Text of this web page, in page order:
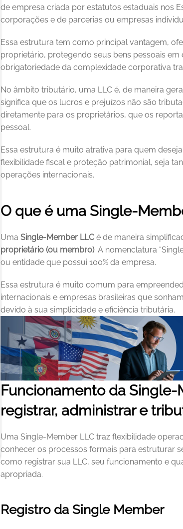
de empresa criada por estatutos estaduais nos
corporações e de parcerias ou empresas
Essa estrutura tem como principal vantagem,
proprietário, protegendo seus bens pessoais
obrigatoriedade da complexidade corporativa
No âmbito tributário, uma LLC é, de maneira
significa que os lucros e prejuízos não são
diretamente para os proprietários, que os
pessoal.
Essa estrutura é muito atrativa para quem
flexibilidade fiscal e proteção patrimonial, seja
operações internacionais.
O que é uma
Uma Single‑Member LLC é de maneira
proprietário (ou membro). A nomenclatura
ou entidade que possui 100% da empresa.
Essa estrutura é muito comum para
internacionais e empresas brasileiras que
devido à sua simplicidade e eficiência tributária.
Funcionamento da
registrar, administrar e
Uma Single-Member LLC traz flexibilidade
conhecer os processos formais para estruturar
como registrar sua LLC, seu funcionamento e
apropriada.
Registro da Single Member